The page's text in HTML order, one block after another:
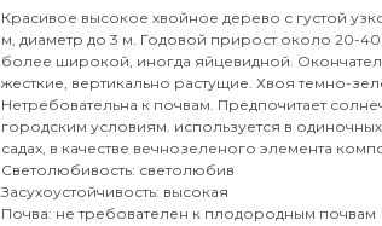
Красивое высокое хвойное дерево с густой
м, диаметр до 3 м. Годовой прирост около 20-
более широкой, иногда яйцевидной.
жесткие, вертикально растущие. Хвоя темно-
Нетребовательна к почвам. Предпочитает
городским условиям. используется в
садах, в качестве вечнозеленого элемента
Светолюбивость: светолюбив
Засухоустойчивость: высокая
Почва: не требователен к плодородным почвам